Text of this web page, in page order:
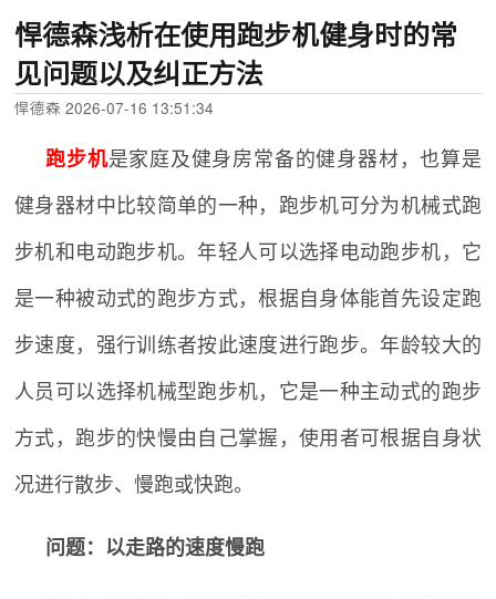
悍德森浅析在使用跑步机健身时的常
见问题以及纠正方法
悍德森 2026-07-16 13:51:34
跑步机是家庭及健身房常备的健身器材，也算是
健身器材中比较简单的一种，跑步机可分为机械式跑
步机和电动跑步机。年轻人可以选择电动跑步机，它
是一种被动式的跑步方式，根据自身体能首先设定跑
步速度，强行训练者按此速度进行跑步。年龄较大的
人员可以选择机械型跑步机，它是一种主动式的跑步
方式，跑步的快慢由自己掌握，使用者可根据自身状
况进行散步、慢跑或快跑。
问题：以走路的速度慢跑